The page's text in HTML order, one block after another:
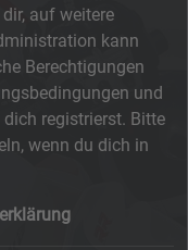
auf weitere
kann
Berechtigungen
und
dich registrierst. Bitte
wenn du dich in